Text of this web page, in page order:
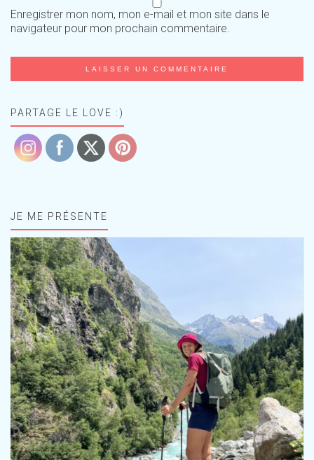
Enregistrer mon nom, mon e-mail et mon site dans le
navigateur pour mon prochain commentaire.
PARTAGE LE LOVE :)
JE ME PRÉSENTE